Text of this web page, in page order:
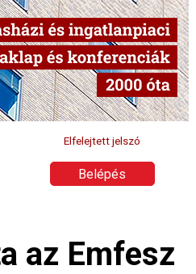
Elfelejtett jelszó
Belépés
az Emfesz